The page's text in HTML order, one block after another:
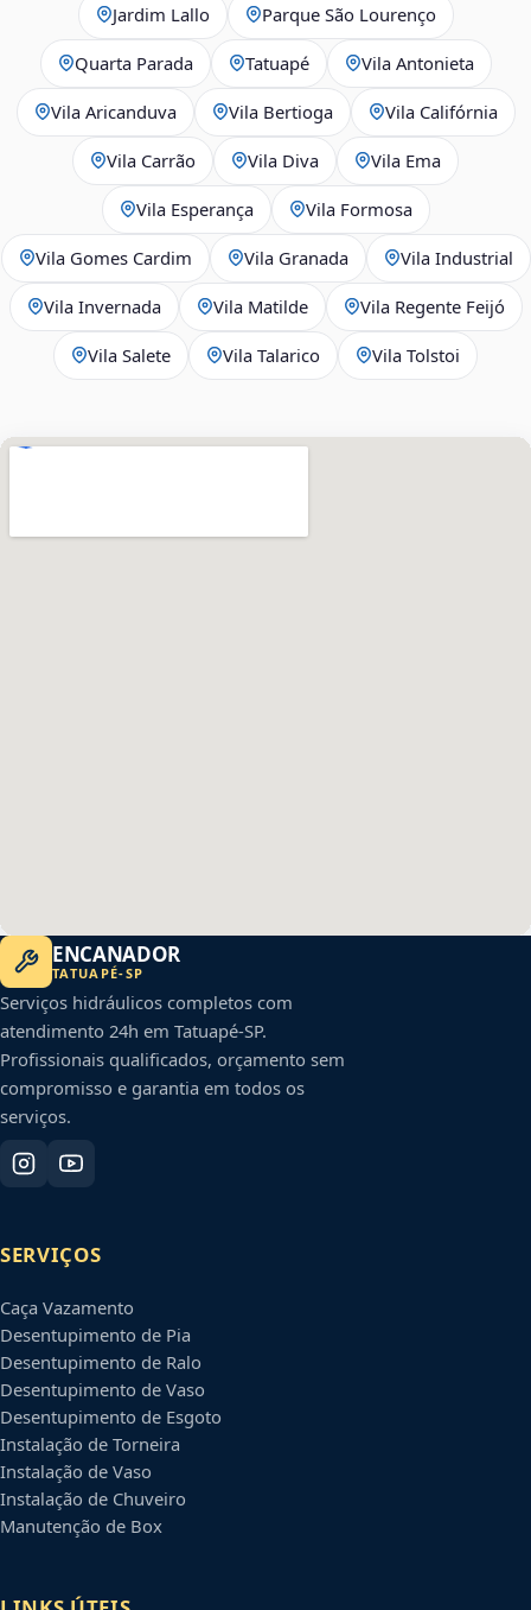
Jardim Lallo Parque São Lourenço
Quarta Parada Tatuapé Vila Antonieta
Vila Aricanduva Vila Bertioga Vila Califórnia
Vila Carrão Vila Diva Vila Ema
Vila Esperança Vila Formosa
Vila Gomes Cardim Vila Granada Vila Industrial
Vila Invernada Vila Matilde Vila Regente Feijó
Vila Salete Vila Talarico Vila Tolstoi
ENCANADOR
TATUAPÉ-SP
Serviços hidráulicos completos com
atendimento 24h em Tatuapé-SP.
Profissionais qualificados, orçamento sem
compromisso e garantia em todos os
serviços.
SERVIÇOS
Caça Vazamento
Desentupimento de Pia
Desentupimento de Ralo
Desentupimento de Vaso
Desentupimento de Esgoto
Instalação de Torneira
Instalação de Vaso
Instalação de Chuveiro
Manutenção de Box